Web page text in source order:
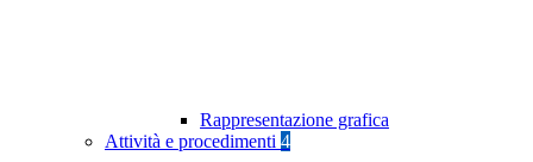
Rappresentazione grafica
Attività e procedimenti 4